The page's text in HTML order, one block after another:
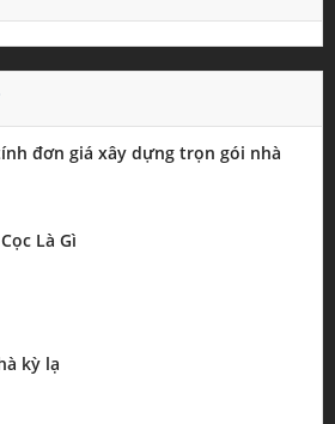
đơn giá xây dựng trọn gói nhà
Là Gì
kỳ lạ